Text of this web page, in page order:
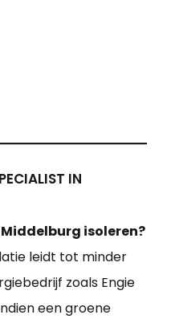
IN
isoleren?
leidt tot minder
zoals Engie
een groene